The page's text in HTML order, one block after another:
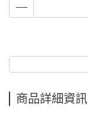
商品詳細資訊